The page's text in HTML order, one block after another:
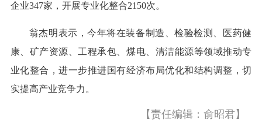
企业347家，开展专业化整合2150次。
翁杰明表示，今年将在装备制造、检验检测、医药健
康、矿产资源、工程承包、煤电、清洁能源等领域推动专
业化整合，进一步推进国有经济布局优化和结构调整，切
实提高产业竞争力。
【责任编辑：俞昭君】